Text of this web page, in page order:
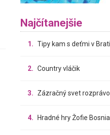
Najčítanejšie
1. Tipy kam s deťmi v
2. Country vláčik
3. Zázračný svet
4. Hradné hry Žofie